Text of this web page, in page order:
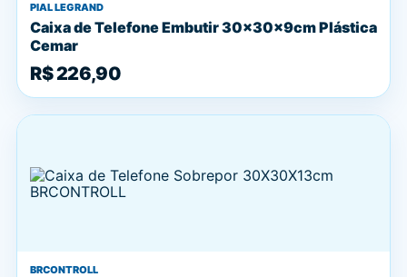
PIAL LEGRAND
Caixa de Telefone Embutir 30x30x9cm Plástica
Cemar
R$ 226,90
BRCONTROLL